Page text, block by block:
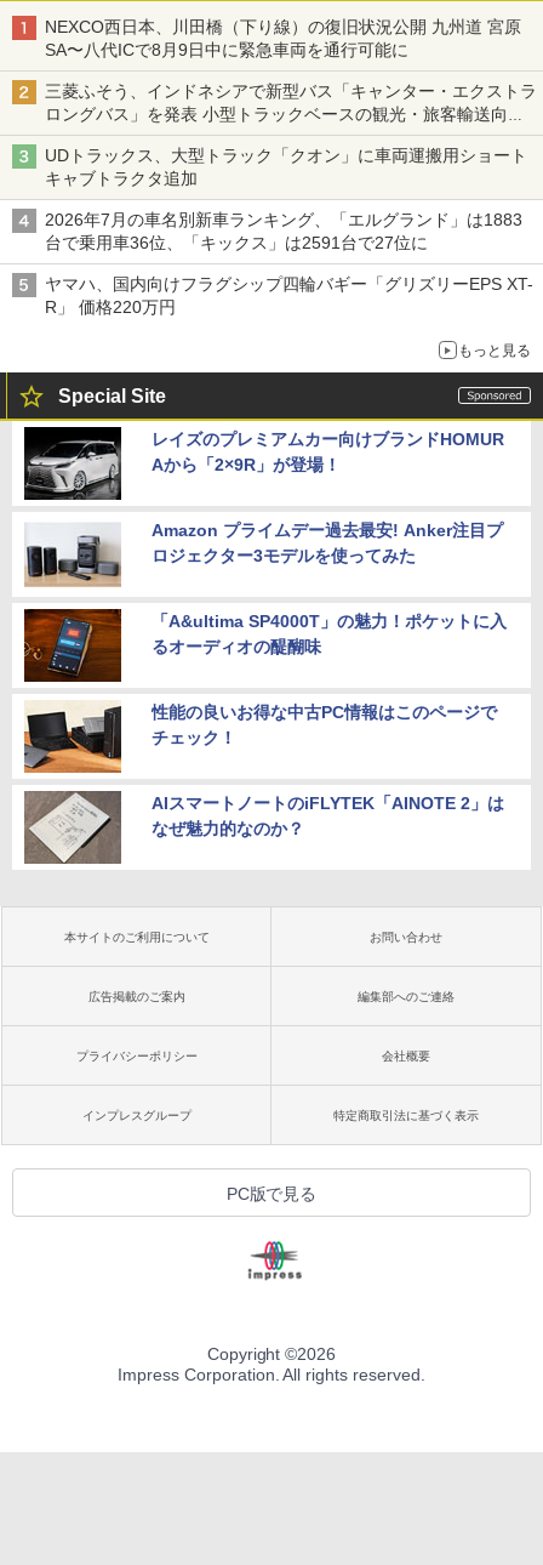
NEXCO西日本、川田橋（下り線）の復旧状況公開 九州道 宮原
SA〜八代ICで8月9日中に緊急車両を通行可能に
三菱ふそう、インドネシアで新型バス「キャンター・エクストラ
ロングバス」を発表 小型トラックベースの観光・旅客輸送向け
バス
UDトラックス、大型トラック「クオン」に車両運搬用ショート
キャブトラクタ追加
2026年7月の車名別新車ランキング、「エルグランド」は1883
台で乗用車36位、「キックス」は2591台で27位に
ヤマハ、国内向けフラグシップ四輪バギー「グリズリーEPS XT-
R」 価格220万円
もっと見る
Special Site
レイズのプレミアムカー向けブランドHOMUR
Aから「2×9R」が登場！
Amazon プライムデー過去最安! Anker注目プ
ロジェクター3モデルを使ってみた
「A&ultima SP4000T」の魅力！ポケットに入
るオーディオの醍醐味
性能の良いお得な中古PC情報はこのページで
チェック！
AIスマートノートのiFLYTEK「AINOTE 2」は
なぜ魅力的なのか？
本サイトのご利用について お問い合わせ
広告掲載のご案内 編集部へのご連絡
プライバシーポリシー 会社概要
インプレスグループ 特定商取引法に基づく表示
PC版で見る
Copyright ©2026
Impress Corporation. All rights reserved.